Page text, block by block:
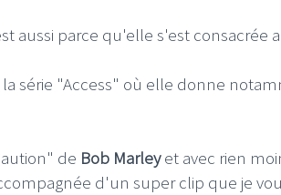
aussi parce qu'elle s'est consacrée
série "Access" où elle donne
de Bob Marleyet avec rien
d'un super clip que je